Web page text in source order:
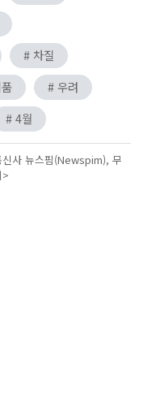
# 차질
# 우려
# 4월
사 뉴스핌(Newspim), 무